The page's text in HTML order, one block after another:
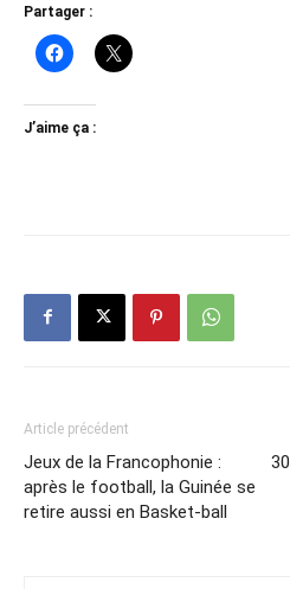
Partager :
J’aime ça :
Article précédent
Jeux de la Francophonie :
après le football, la Guinée se
retire aussi en Basket-ball